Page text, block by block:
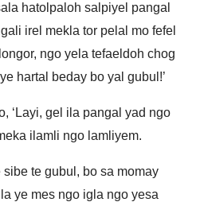
hatolpaloh salpiyel pangal
irel mekla tor pelal mo fefel
ngo yela tefaeldoh chog
hartal beday bo yal gubul!’
‘Layi, gel ila pangal yad ngo
ilamli ngo lamliyem.
sibe te gubul, bo sa momay
ye mes ngo igla ngo yesa